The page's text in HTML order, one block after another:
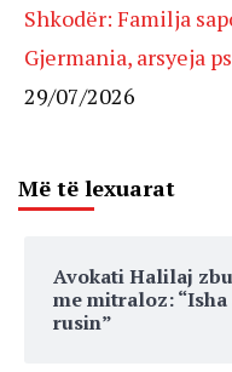
Shkodër: Familja
Gjermania, arsyeja
29/07/2026
Më të lexuarat
Avokati Halilaj
me mitraloz:
rusin”